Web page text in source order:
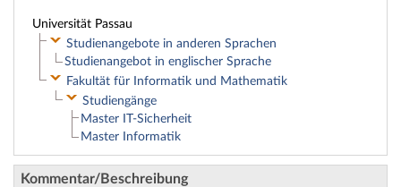
Universität Passau
Studienangebote in anderen Sprachen
Studienangebot in englischer Sprache
Fakultät für Informatik und Mathematik
Studiengänge
Master IT-Sicherheit
Master Informatik
Kommentar/Beschreibung